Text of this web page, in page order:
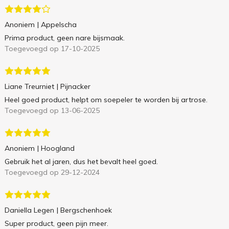
Anoniem | Appelscha
Prima product, geen nare bijsmaak.
Toegevoegd op 17-10-2025
Liane Treurniet | Pijnacker
Heel goed product, helpt om soepeler te worden bij artrose.
Toegevoegd op 13-06-2025
Anoniem | Hoogland
Gebruik het al jaren, dus het bevalt heel goed.
Toegevoegd op 29-12-2024
Daniella Legen | Bergschenhoek
Super product, geen pijn meer.